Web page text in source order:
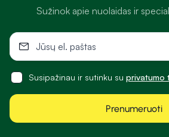
Sužinok apie nuolaidas ir
Susipažinau ir sutinku su privatumo
Prenumeruoti